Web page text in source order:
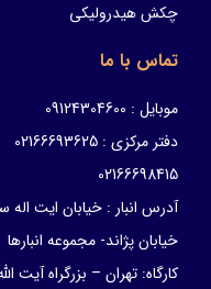
چکش هیدرولیکی
تماس با ما
موبایل : 09124304600
دفتر مرکزی : 02166693625
02166698415
آدرس انبار : خیابان ایت
خیابان پژاند- مجموعه انبارها
کارگاه: تهران – بزرگراه